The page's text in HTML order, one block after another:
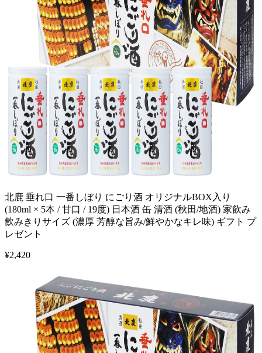
北鹿 垂れ口 一番しぼり にごり酒 オリジナルBOX入り
(180ml × 5本 / 甘口 / 19度) 日本酒 缶 清酒 (秋田/地酒) 家飲み
飲みきりサイズ (濃厚 芳醇な旨み/鮮やかなキレ味) ギフト プ
レゼント
¥2,420